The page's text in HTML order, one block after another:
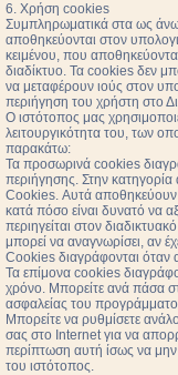
6. Χρήση cookies
Συμπληρωματικά στα ως
αποθηκεύονται στον
κειμένου, που
διαδίκτυο. Τα cookies δεν
να μεταφέρουν ιούς στον
περιήγηση του χρήστη στο
Ο ιστότοπος μας
λειτουργικότητα του, των
παρακάτω:
Τα προσωρινά cookies
περιήγησης. Στην κατηγορία
Cookies. Αυτά αποθηκεύουν
κατά πόσο είναι δυνατό να
περιηγείται στον
μπορεί να αναγνωρίσει, αν
Cookies διαγράφονται όταν
Τα επίμονα cookies
χρόνο. Μπορείτε ανά πάσα
ασφαλείας του
Μπορείτε να ρυθμίσετε
σας στο Internet για να
περίπτωση αυτή ίσως να μην
του ιστότοπος.